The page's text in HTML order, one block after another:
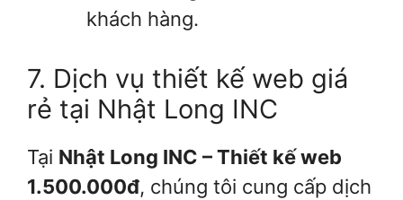
khách hàng.
7. Dịch vụ thiết kế web giá
rẻ tại Nhật Long INC
Tại Nhật Long INC – Thiết kế web
1.500.000đ, chúng tôi cung cấp dịch